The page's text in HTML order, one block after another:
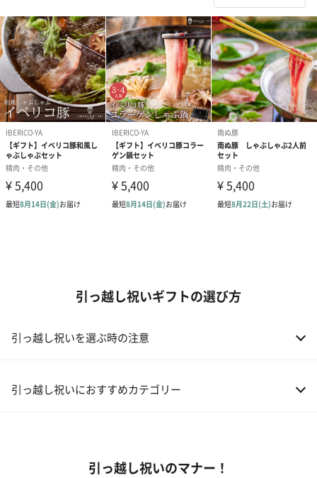
引っ越し祝いギフトの選び方
引っ越し祝いを選ぶ時の注意
引っ越し祝いにおすすめカテゴリー
引っ越し祝いのマナー！